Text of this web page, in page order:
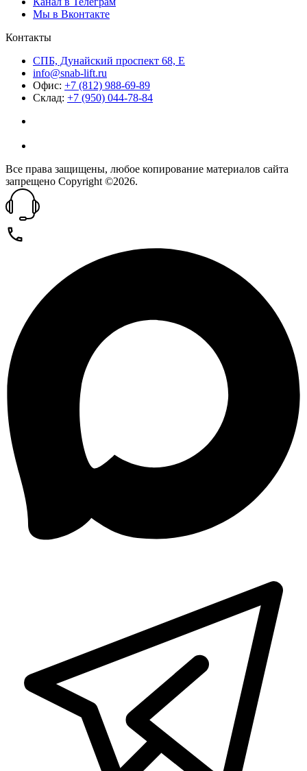
Мы в Вконтакте
Контакты
СПБ, Дунайский проспект 68, Е
info@snab-lift.ru
Офис: +7 (812) 988-69-89
Склад: +7 (950) 044-78-84
Все права защищены, любое копирование материалов сайта
запрещено Copyright ©2026.